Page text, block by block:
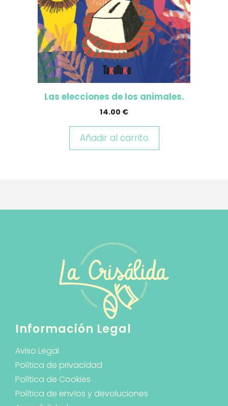
Las elecciones de los animales.
14.00 €
Añadir al carrito
Información Legal
Aviso Legal
Política de privacidad
Política de Cookies
Política de envíos y devoluciones